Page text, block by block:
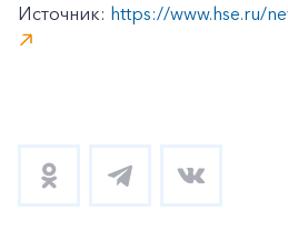
Источник: https://www.hse.ru/